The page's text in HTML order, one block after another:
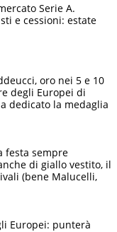
Serie A.
e cessioni: estate
oro nei 5 e 10
degli Europei di
dedicato la medaglia
festa sempre
di giallo vestito, il
(bene Malucelli,
Europei: punterà